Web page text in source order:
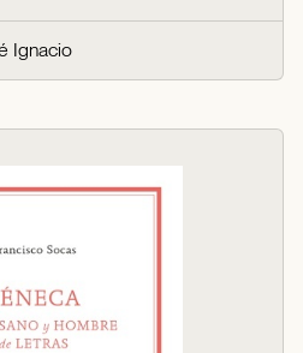
Ignacio